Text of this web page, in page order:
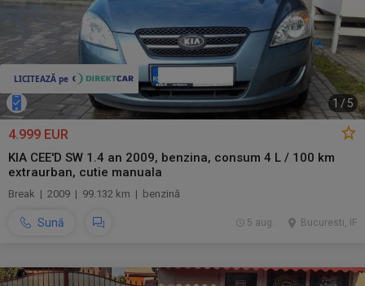
1 / 5
4.999 EUR
KIA CEE'D SW 1.4 an 2009, benzina, consum 4 L / 100 km
extraurban, cutie manuala
Break | 2009 | 99.132 km | benzină
Sună Bucuresti, IF
5 aug.